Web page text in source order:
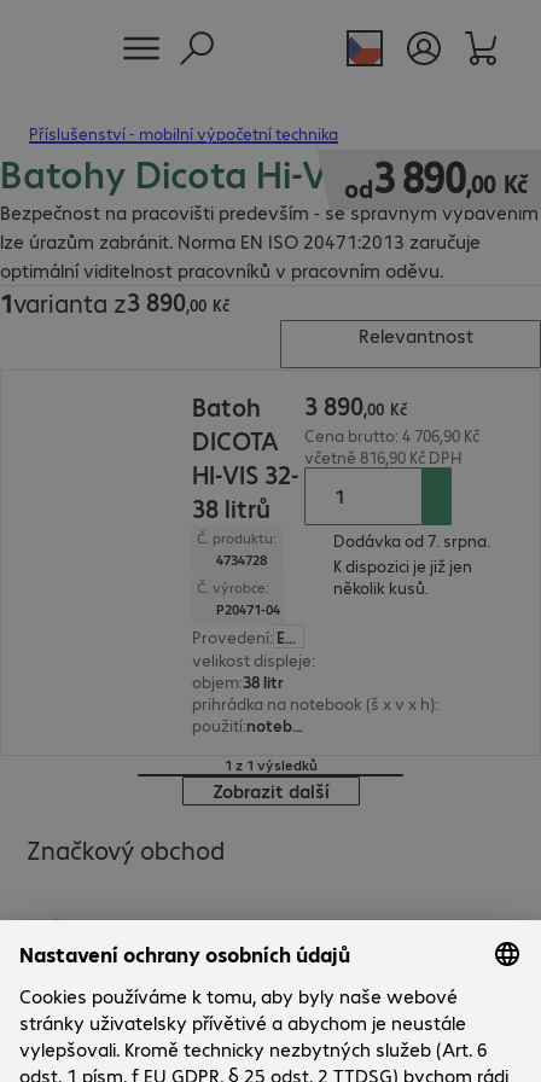
Příslušenství - mobilní výpočetní technika
Batohy Dicota Hi-Vis
Bezpečnost na pracovišti predevším - se správným vybavením
lze úrazům zabránit. Norma EN ISO 20471:2013 zaručuje
optimální viditelnost pracovníků v pracovním oděvu.
od3890,00 Kč
3 890,00 Kč
1varianta z3 890,00 Kč
3 890,00 Kč
Relevantnost
Batoh
DICOTA
HI-VIS 32-
38 litrů
Č. produktu:
4734728
Č. výrobce:
P20471-04
Provedení: Evropa
velikost displeje:
objem:38 litr
prihrádka na notebook (š x v x h):
použití: notebook, tablet
3 890,00 Kč
Cena brutto: 4 706,90 Kč
včetně 816,90 Kč DPH
Dodávka od 7. srpna.
K dispozici je již jen
několik kusů.
1 z 1 výsledků
Zobrazit další
Značkový obchod